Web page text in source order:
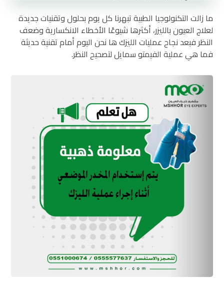
ما زالت التكنولوجيا الطبية تبهرنا كل يوم بحلول وتقنيات جديدة
لعلاج العيون بالليزر، أكثرها شيوعًا الأخطاء الانكسارية وضعف
النظر فبعد نجاح عمليات الليزك ها نحن اليوم أمام تقنية حديثة
فما هي عملية الفيمتو سمايل لتصحيح النظر.